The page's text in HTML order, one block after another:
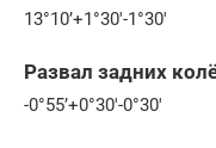
13°10’+1°30′-1°30′
Развал задних
-0°55’+0°30′-0°30′